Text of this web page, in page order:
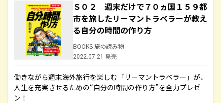
Ｓ０２ 週末だけで７０ヵ国１５９都
市を旅したリーマントラベラーが教え
る自分の時間の作り方
BOOKS 旅の読み物
2022.07.21 発売
働きながら週末海外旅行を楽しむ「リーマントラベラー」が、
人生を充実させるための“自分の時間の作り方”を全力プレゼ
ン！